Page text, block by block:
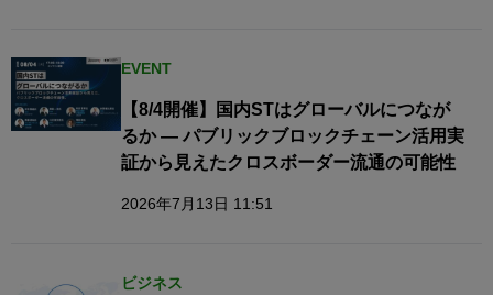
EVENT
【8/4開催】国内STはグローバルにつなが
るか — パブリックブロックチェーン活用実
証から見えたクロスボーダー流通の可能性
2026年7月13日 11:51
ビジネス